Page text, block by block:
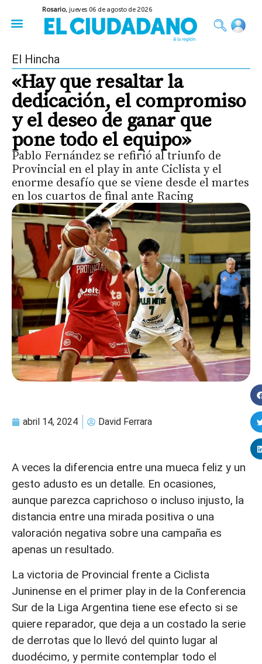
Rosario,jueves 06 de agosto de 2026
El Hincha
«Hay que resaltar la
dedicación, el compromiso
y el deseo de ganar que
pone todo el equipo»
Pablo Fernández se refirió al triunfo de
Provincial en el play in ante Ciclista y el
enorme desafío que se viene desde el martes
en los cuartos de final ante Racing
abril 14, 2024 David Ferrara
A veces la diferencia entre una mueca feliz y un
gesto adusto es un detalle. En ocasiones,
aunque parezca caprichoso o incluso injusto, la
distancia entre una mirada positiva o una
valoración negativa sobre una campaña es
apenas un resultado.
La victoria de Provincial frente a Ciclista
Juninense en el primer play in de la Conferencia
Sur de la Liga Argentina tiene ese efecto si se
quiere reparador, que deja a un costado la serie
de derrotas que lo llevó del quinto lugar al
duodécimo, y permite contemplar todo el